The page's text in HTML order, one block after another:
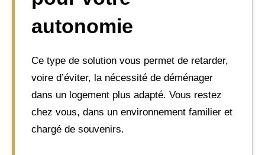
autonomie
Ce type de solution vous permet de retarder,
voire d’éviter, la nécessité de déménager
dans un logement plus adapté. Vous restez
chez vous, dans un environnement familier et
chargé de souvenirs.